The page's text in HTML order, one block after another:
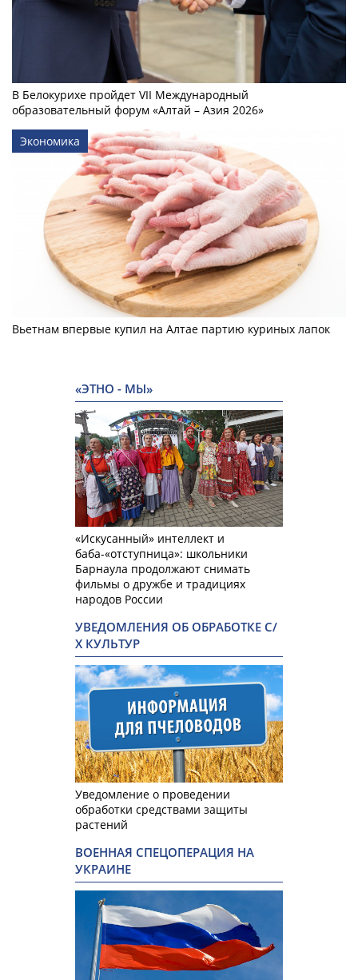
В Белокурихе пройдет VII Международный
образовательный форум «Алтай – Азия 2026»
Экономика
Вьетнам впервые купил на Алтае партию куриных лапок
«ЭТНО - МЫ»
«Искусанный» интеллект и
баба-«отступница»: школьники
Барнаула продолжают снимать
фильмы о дружбе и традициях
народов России
УВЕДОМЛЕНИЯ ОБ ОБРАБОТКЕ С/
Х КУЛЬТУР
Уведомление о проведении
обработки средствами защиты
растений
ВОЕННАЯ СПЕЦОПЕРАЦИЯ НА
УКРАИНЕ